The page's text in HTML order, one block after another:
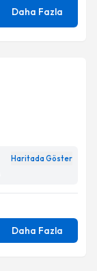
Daha Fazla
Haritada Göster
Daha Fazla